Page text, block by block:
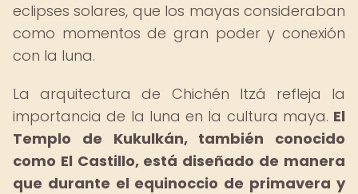
eclipses solares, que los mayas consideraban
como momentos de gran poder y conexión
con la luna.
La arquitectura de Chichén Itzá refleja la
importancia de la luna en la cultura maya. El
Templo de Kukulkán, también conocido
como El Castillo, está diseñado de manera
que durante el equinoccio de primavera y